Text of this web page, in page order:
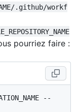
.github/workf
pourriez faire :
--